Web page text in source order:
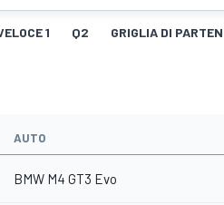
1 Q2 GRIGLIA DI
AUTO
BMW M4 GT3 Evo